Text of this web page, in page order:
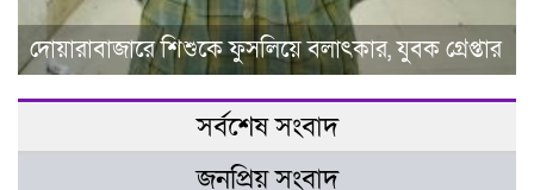
দোয়ারাবাজারে শিশুকে ফুসলিয়ে বলাৎকার, যুবক গ্রেপ্তার
সর্বশেষ সংবাদ
জনপ্রিয় সংবাদ